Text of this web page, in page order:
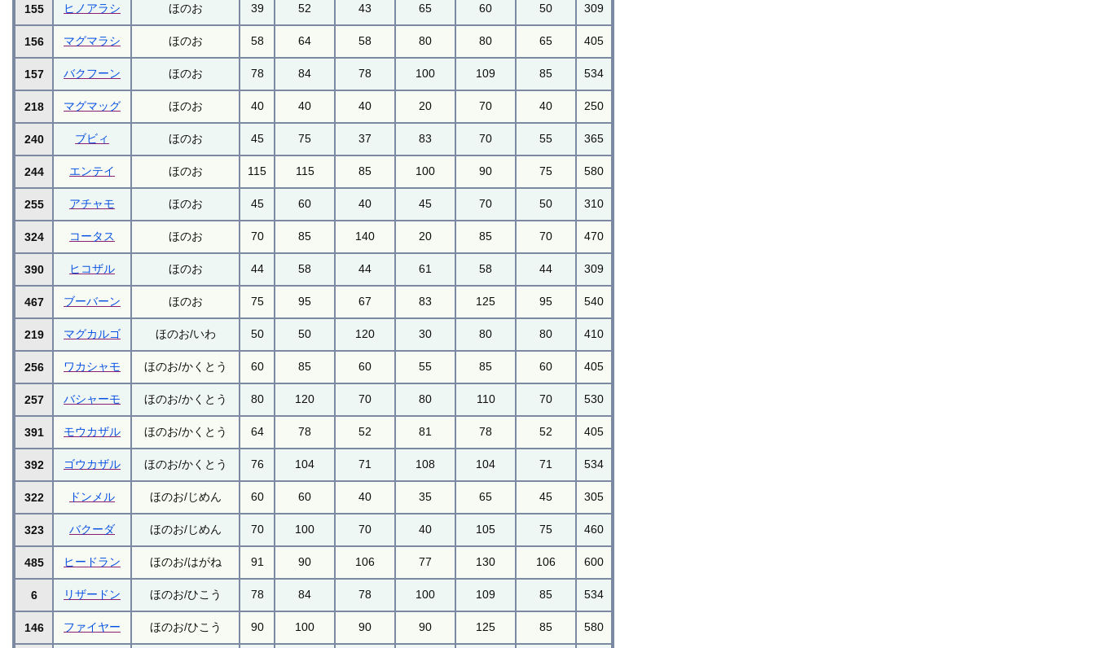
155 ヒノアラシ ほのお 39 52 43 65 60 50 309
156 マグマラシ ほのお 58 64 58 80 80 65 405
157 バクフーン ほのお 78 84 78 100 109 85 534
218 マグマッグ ほのお 40 40 40 20 70 40 250
240 ブビィ ほのお 45 75 37 83 70 55 365
244 エンテイ ほのお 115 115 85 100 90 75 580
255 アチャモ ほのお 45 60 40 45 70 50 310
324 コータス ほのお 70 85 140 20 85 70 470
390 ヒコザル ほのお 44 58 44 61 58 44 309
467 ブーバーン ほのお 75 95 67 83 125 95 540
219 マグカルゴ ほのお/いわ 50 50 120 30 80 80 410
256 ワカシャモ ほのお/かくとう 60 85 60 55 85 60 405
257 バシャーモ ほのお/かくとう 80 120 70 80 110 70 530
391 モウカザル ほのお/かくとう 64 78 52 81 78 52 405
392 ゴウカザル ほのお/かくとう 76 104 71 108 104 71 534
322 ドンメル ほのお/じめん 60 60 40 35 65 45 305
323 バクーダ ほのお/じめん 70 100 70 40 105 75 460
485 ヒードラン ほのお/はがね 91 90 106 77 130 106 600
6 リザードン ほのお/ひこう 78 84 78 100 109 85 534
146 ファイヤー ほのお/ひこう 90 100 90 90 125 85 580